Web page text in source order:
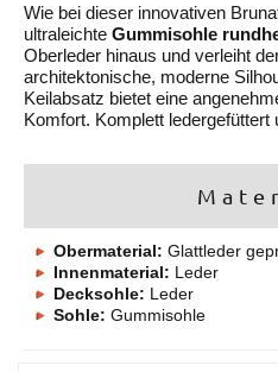
Wie bei dieser innovativen
ultraleichte Gummisohle
Oberleder hinaus und verleiht
architektonische, moderne
Keilabsatz bietet eine
Komfort. Komplett ledergefüttert
Obermaterial: Glattleder
Innenmaterial: Leder
Decksohle: Leder
Sohle: Gummisohle